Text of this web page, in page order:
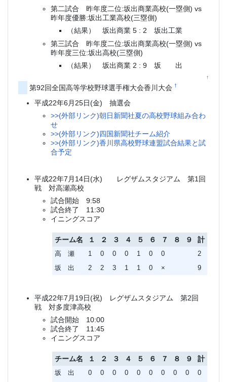
第二試合 昨年度二位:坂出商業高校(一塁側) vs
昨年度優勝:坂出工業高校(三塁側)
（結果） 坂出商業 5 : 2 坂出工業
第三試合 昨年度二位:坂出商業高校(一塁側) vs
昨年度三位:坂出高校(三塁側)
（結果） 坂出商業 2 : 9 坂 出
↑
第92回全国高等学校野球選手権大会香川大会 †
平成22年6月25日(金) 抽選会
>>(外部リンク)朝日新聞社夏の高校野球組み合わ
せ
>>(外部リンク)四国新聞社チーム紹介
>>(外部リンク)香川県高校野球連盟試合結果と試
合予定
平成22年7月14日(水) レグザムスタジアム 第1回
戦 対高瀬高校
試合開始 9:58
試合終了 11:30
イニングスコア
チーム名 １ ２ ３ ４ ５ ６ ７ ８ ９ 計
高 瀬 1 0 0 0 1 0 0
2
坂 出
2 2 3 1 1 0 × 9
平成22年7月19日(祝) レグザムスタジアム 第2回
戦 対多度津高校
試合開始 10:00
試合終了 11:45
イニングスコア
チーム名 １ ２ ３ ４ ５ ６ ７ ８ ９ 計
坂 出 0 0 0 0 0 0 0 0 0
0